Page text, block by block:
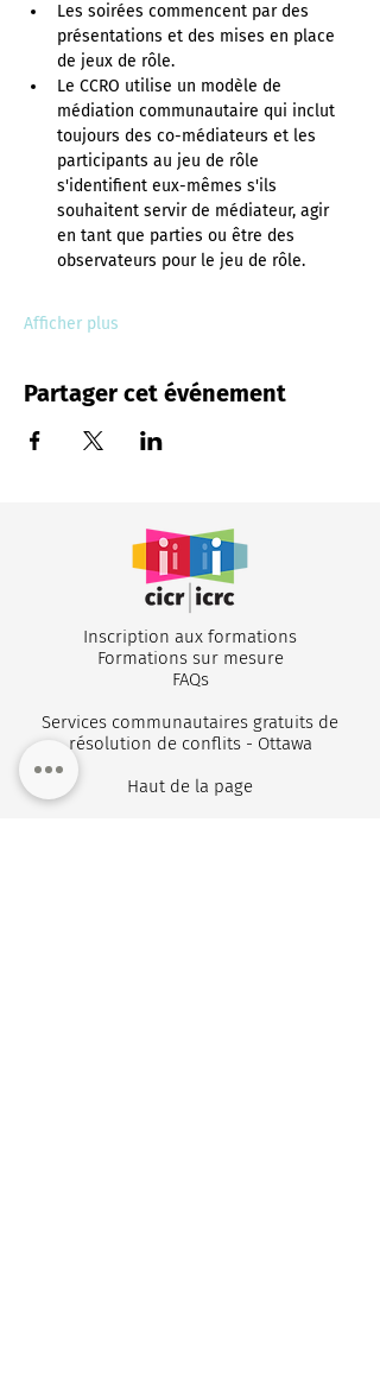
Les soirées commencent par des
présentations et des mises en place
de jeux de rôle.
Le CCRO utilise un modèle de
médiation communautaire qui inclut
toujours des co-médiateurs et les
participants au jeu de rôle
s'identifient eux-mêmes s'ils
souhaitent servir de médiateur, agir
en tant que parties ou être des
observateurs pour le jeu de rôle.
Afficher plus
Partager cet événement
Inscription aux formations
Formations sur mesure
FAQs
Services communautaires gratuits de
résolution de conflits - Ottawa
Haut de la page